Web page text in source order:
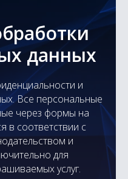
данных
и
Все персональные
через формы на
в соответствии с
и
для
услуг.